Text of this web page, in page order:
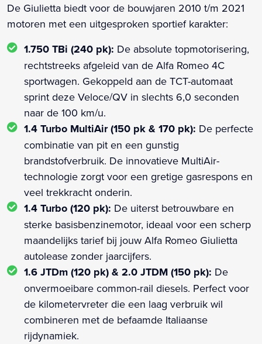
De Giulietta biedt voor de bouwjaren 2010 t/m 2021
motoren met een uitgesproken sportief karakter:
1.750 TBi (240 pk): De absolute topmotorisering,
rechtstreeks afgeleid van de Alfa Romeo 4C
sportwagen. Gekoppeld aan de TCT-automaat
sprint deze Veloce/QV in slechts 6,0 seconden
naar de 100 km/u.
1.4 Turbo MultiAir (150 pk & 170 pk): De perfecte
combinatie van pit en een gunstig
brandstofverbruik. De innovatieve MultiAir-
technologie zorgt voor een gretige gasrespons en
veel trekkracht onderin.
1.4 Turbo (120 pk): De uiterst betrouwbare en
sterke basisbenzinemotor, ideaal voor een scherp
maandelijks tarief bij jouw Alfa Romeo Giulietta
autolease zonder jaarcijfers.
1.6 JTDm (120 pk) & 2.0 JTDM (150 pk): De
onvermoeibare common-rail diesels. Perfect voor
de kilometervreter die een laag verbruik wil
combineren met de befaamde Italiaanse
rijdynamiek.